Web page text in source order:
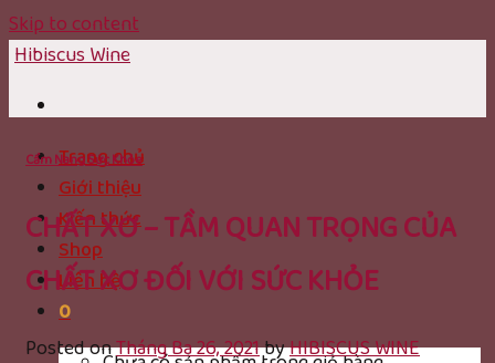
Skip to content
Hibiscus Wine
Trang chủ
Giới thiệu
Kiến thức
Shop
Liên hệ
0
Cẩm Nang Sức Khỏe
CHẤT XƠ – TẦM QUAN TRỌNG CỦA
CHẤT XƠ ĐỐI VỚI SỨC KHỎE
Posted onTháng Ba 26, 2021byHIBISCUS WINE